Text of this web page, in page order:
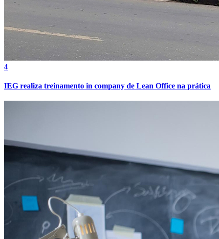
Internacional
4
IEG realiza treinamento in company de Lean Office na prática